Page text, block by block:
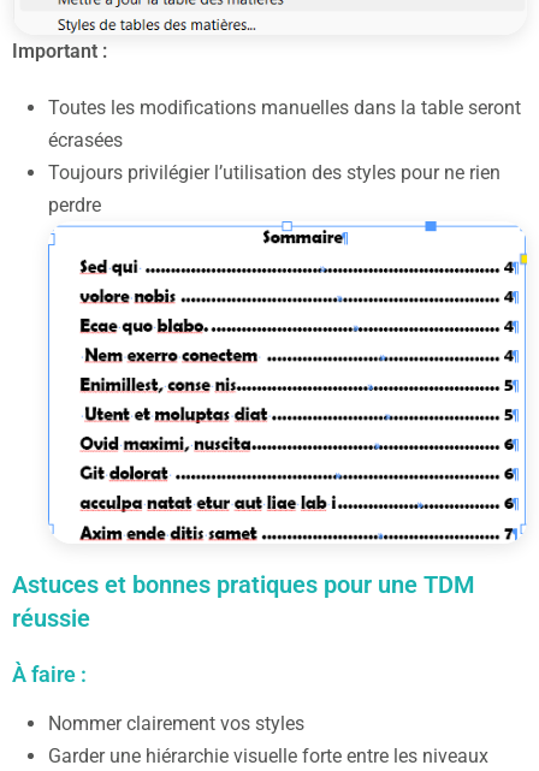
Important :
Toutes les modifications manuelles dans la table seront
écrasées
Toujours privilégier l’utilisation des styles pour ne rien
perdre
Astuces et bonnes pratiques pour une TDM
réussie
À faire :
Nommer clairement vos styles
Garder une hiérarchie visuelle forte entre les niveaux